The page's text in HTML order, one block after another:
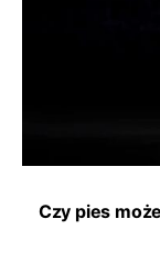
Czy pies